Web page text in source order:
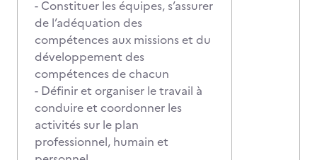
- Constituer les équipes, s’assurer
de l’adéquation des
compétences aux missions et du
développement des
compétences de chacun
- Définir et organiser le travail à
conduire et coordonner les
activités sur le plan
professionnel, humain et